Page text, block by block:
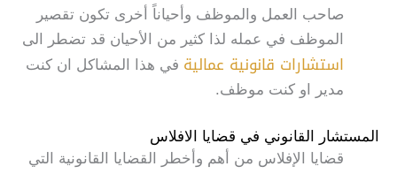
صاحب العمل والموظف وأحياناً أخرى تكون تقصير
الموظف في عمله لذا كثير من الأحيان قد تضطر الى
استشارات قانونية عمالية في هذا المشاكل ان كنت
مدير او كنت موظف.
المستشار القانوني في قضايا الافلاس
قضايا الإفلاس من أهم وأخطر القضايا القانونية التي